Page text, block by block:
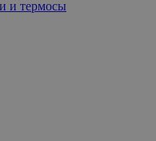
и термосы